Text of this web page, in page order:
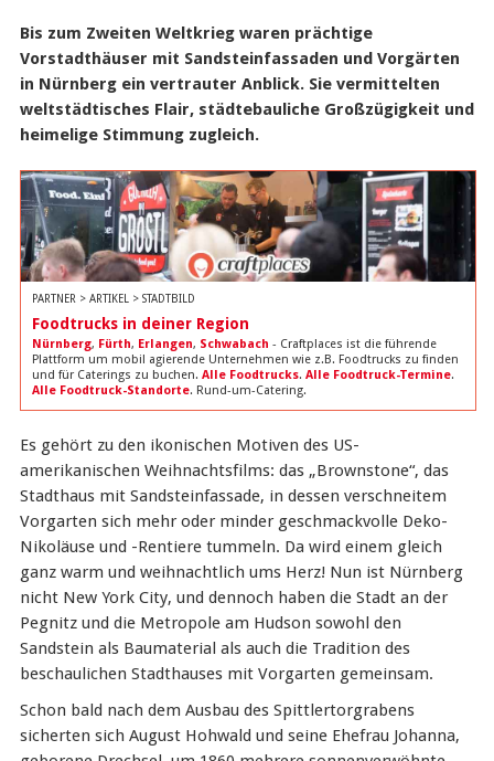
Bis zum Zweiten Weltkrieg waren prächtige
Vorstadthäuser mit Sandsteinfassaden und Vorgärten
in Nürnberg ein vertrauter Anblick. Sie vermittelten
weltstädtisches Flair, städtebauliche Großzügigkeit und
heimelige Stimmung zugleich.
PARTNER > ARTIKEL > STADTBILD
Foodtrucks in deiner Region
Nürnberg, Fürth, Erlangen, Schwabach - Craftplaces ist die führende
Plattform um mobil agierende Unternehmen wie z.B. Foodtrucks zu finden
und für Caterings zu buchen. Alle Foodtrucks. Alle Foodtruck-Termine.
Alle Foodtruck-Standorte. Rund-um-Catering.
Es gehört zu den ikonischen Motiven des US-
amerikanischen Weihnachtsfilms: das „Brownstone“, das
Stadthaus mit Sandsteinfassade, in dessen verschneitem
Vorgarten sich mehr oder minder geschmackvolle Deko-
Nikoläuse und -Rentiere tummeln. Da wird einem gleich
ganz warm und weihnachtlich ums Herz! Nun ist Nürnberg
nicht New York City, und dennoch haben die Stadt an der
Pegnitz und die Metropole am Hudson sowohl den
Sandstein als Baumaterial als auch die Tradition des
beschaulichen Stadthauses mit Vorgarten gemeinsam.
Schon bald nach dem Ausbau des Spittlertorgrabens
sicherten sich August Hohwald und seine Ehefrau Johanna,